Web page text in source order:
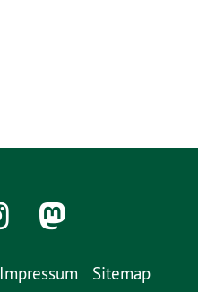
Impressum
Sitemap